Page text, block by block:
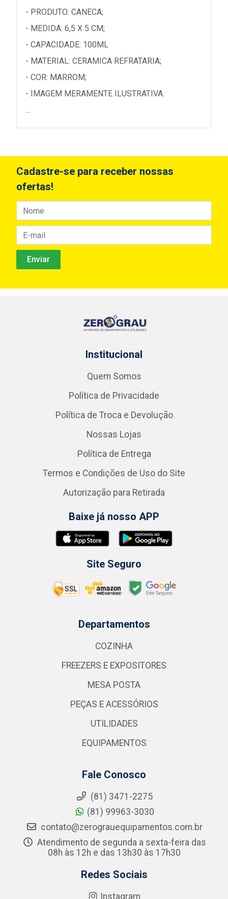
- PRODUTO: CANECA;
- MEDIDA: 6,5 X 5 CM;
- CAPACIDADE: 100ML
- MATERIAL: CERAMICA REFRATARIA;
- COR: MARROM;
- IMAGEM MERAMENTE ILUSTRATIVA.
...
Cadastre-se para receber nossas
ofertas!
Institucional
Quem Somos
Política de Privacidade
Política de Troca e Devolução
Nossas Lojas
Política de Entrega
Termos e Condições de Uso do Site
Autorização para Retirada
Baixe já nosso APP
Site Seguro
Departamentos
COZINHA
FREEZERS E EXPOSITORES
MESA POSTA
PEÇAS E ACESSÓRIOS
UTILIDADES
EQUIPAMENTOS
Fale Conosco
(81) 3471-2275
(81) 99963-3030
contato@zerograuequipamentos.com.br
Atendimento de segunda a sexta-feira das
08h às 12h e das 13h30 às 17h30
Redes Sociais
Instagram